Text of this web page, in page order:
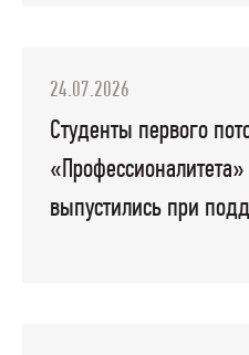
24.07.2026
Студенты первого
«Профессионалитета»
выпустились при